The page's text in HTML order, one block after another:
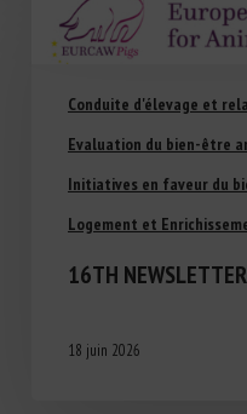
Conduite d'élevage et
Evaluation du bien-être
Initiatives en faveur du
Logement et
16TH
18 juin 2026